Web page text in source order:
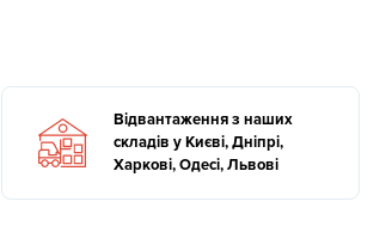
Відвантаження з наших
складів у Києві, Дніпрі,
Харкові, Одесі, Львові